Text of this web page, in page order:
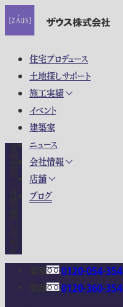
住宅プロデュース
土地探しサポート
施工実績
イベント
建築家
ニュース
会社情報
店舗
ブログ
0120-054-354
0120-360-354